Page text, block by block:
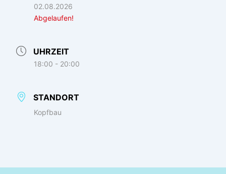
02.08.2026
Abgelaufen!
UHRZEIT
18:00 - 20:00
STANDORT
Kopfbau